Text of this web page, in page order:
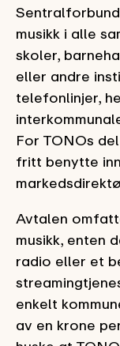
musikk i alle
skoler,
eller andre
telefonlinjer,
For TONOs
fritt benytte
Avtalen
musikk, enten
radio eller et
enkelt
av en krone